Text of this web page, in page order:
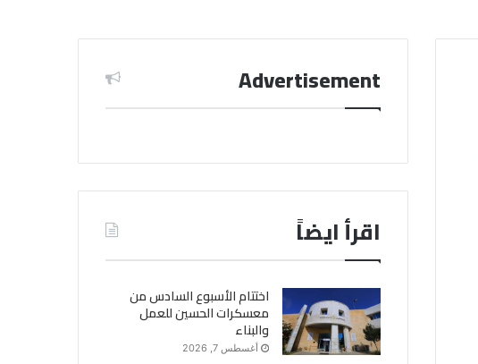
Advertisement
اقرأ ايضاً
اختتام الأسبوع السادس من
معسكرات الحسين للعمل
والبناء
أغسطس 7, 2026